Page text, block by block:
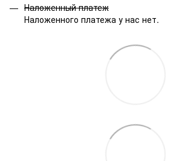
Наложенный платеж
Наложенного платежа у нас нет.